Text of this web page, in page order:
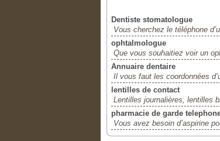
Dentiste stomatologue
Vous cherchez le téléphone
ophtalmologue
Que vous souhaitiez voir un
Annuaire dentaire
Il vous faut les coordonnées
lentilles de contact
Lentilles journalières, lentilles
pharmacie de garde
Vous avez besoin d’aspirine